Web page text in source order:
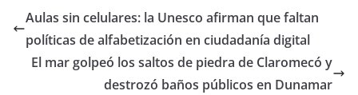
Aulas sin celulares: la Unesco afirman que faltan
políticas de alfabetización en ciudadanía digital
El mar golpeó los saltos de piedra de Claromecó y
destrozó baños públicos en Dunamar